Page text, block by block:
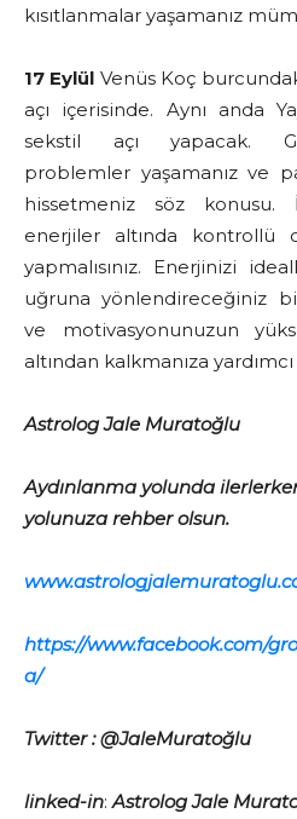
kısıtlanmalar yaşamanız
17 Eylül Venüs Koç
açı içerisinde. Aynı anda
sekstil açı yapacak.
problemler yaşamanız ve
hissetmeniz söz konusu.
enerjiler altında kontrollü
yapmalısınız. Enerjinizi
uğruna yönlendireceğiniz
ve motivasyonunuzun
altından kalkmanıza
Astrolog Jale Muratoğlu
Aydınlanma yolunda ilerlerken
yolunuza rehber olsun.
https://www.facebook.com/
a/
Twitter : @JaleMuratoğlu
linked-in:Astrolog Jale